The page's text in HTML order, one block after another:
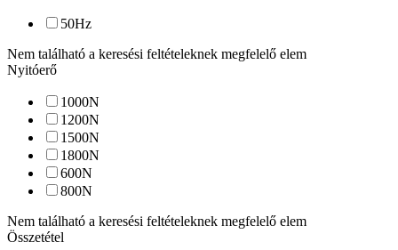
50Hz
Nem található a keresési feltételeknek megfelelő elem
Nyitóerő
1000N
1200N
1500N
1800N
600N
800N
Nem található a keresési feltételeknek megfelelő elem
Összetétel